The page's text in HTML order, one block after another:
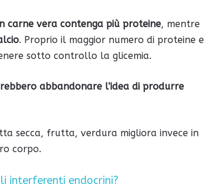
carne vera contenga più proteine, mentre
. Proprio il maggior numero di proteine e
sotto controllo la glicemia.
abbandonare l’idea di produrre
secca, frutta, verdura migliora invece in
corpo.
interferenti endocrini?